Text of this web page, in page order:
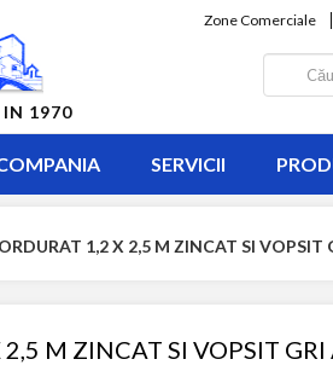
IN 1970
Zone Comerciale
SERVICII
1,2 X 2,5 M ZINCAT SI VOPSIT
M ZINCAT SI VOPSIT